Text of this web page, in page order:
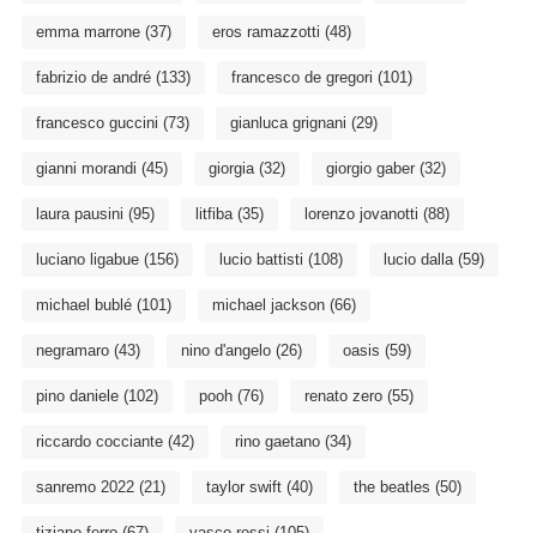
emma marrone(37) eros ramazzotti (48)
fabrizio de andré(133) francesco de gregori (101)
francesco guccini (73) gianluca grignani (29)
gianni morandi (45) giorgia(32) giorgio gaber(32)
laura pausini (95) litfiba(35) lorenzo jovanotti (88)
luciano ligabue(156) lucio battisti (108) lucio dalla(59)
michael bublé(101) michael jackson(66)
negramaro(43) nino d'angelo(26) oasis (59)
pino daniele(102) pooh(76) renato zero(55)
riccardo cocciante(42) rino gaetano(34)
sanremo 2022(21) taylor swift(40) the beatles (50)